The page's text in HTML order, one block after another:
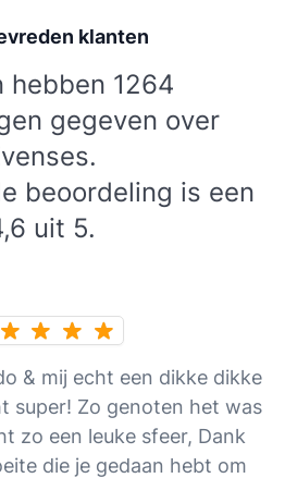
klanten
hebben 1264
gegeven over
beoordeling is een
uit 5.
& mij echt een dikke dikke
super! Zo genoten het was
zo een leuke sfeer, Dank
die je gedaan hebt om